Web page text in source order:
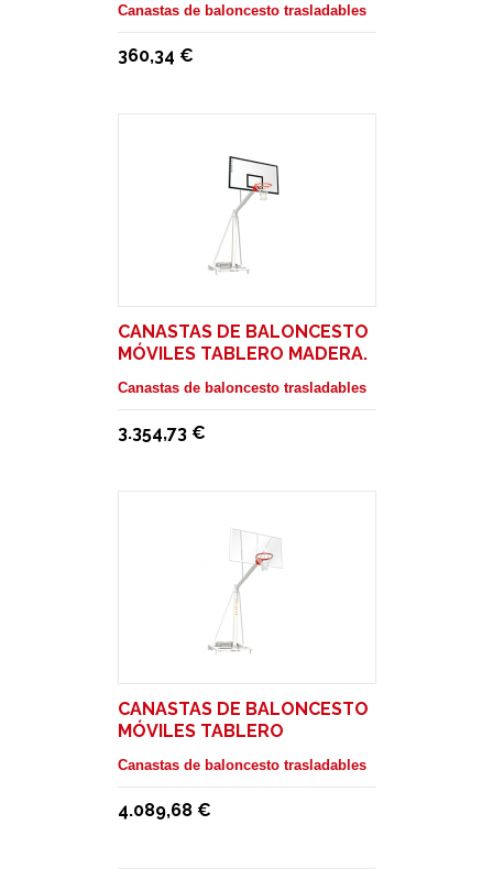
Canastas de baloncesto trasladables
360,34 €
CANASTAS DE BALONCESTO
MÓVILES TABLERO MADERA.
Canastas de baloncesto trasladables
3.354,73 €
CANASTAS DE BALONCESTO
MÓVILES TABLERO
Canastas de baloncesto trasladables
4.089,68 €